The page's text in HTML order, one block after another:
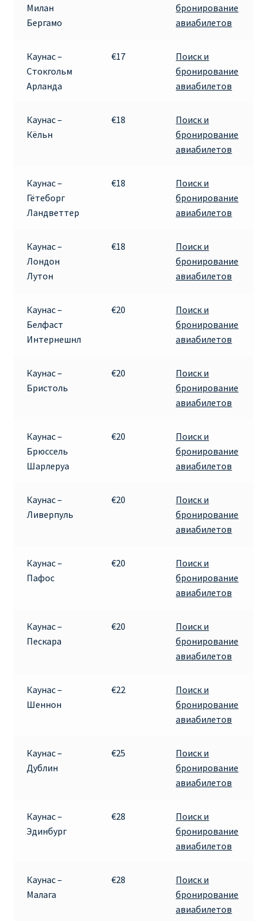
Милан
Бергамо
бронирование
авиабилетов
Каунас –
Стокгольм
Арланда
€17
Поиск и
бронирование
авиабилетов
Каунас –
Кёльн
€18
Поиск и
бронирование
авиабилетов
Каунас –
Гётеборг
Ландветтер
€18
Поиск и
бронирование
авиабилетов
Каунас –
Лондон
Лутон
€18
Поиск и
бронирование
авиабилетов
Каунас –
Белфаст
Интернешнл
€20
Поиск и
бронирование
авиабилетов
Каунас –
Бристоль
€20
Поиск и
бронирование
авиабилетов
Каунас –
Брюссель
Шарлеруа
€20
Поиск и
бронирование
авиабилетов
Каунас –
Ливерпуль
€20
Поиск и
бронирование
авиабилетов
Каунас –
Пафос
€20
Поиск и
бронирование
авиабилетов
Каунас –
Пескара
€20
Поиск и
бронирование
авиабилетов
Каунас –
Шеннон
€22
Поиск и
бронирование
авиабилетов
Каунас –
Дублин
€25
Поиск и
бронирование
авиабилетов
Каунас –
Эдинбург
€28
Поиск и
бронирование
авиабилетов
Каунас –
Малага
€28
Поиск и
бронирование
авиабилетов